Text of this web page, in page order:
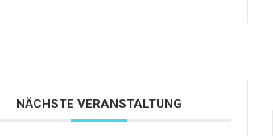
NÄCHSTE VERANSTALTUNG